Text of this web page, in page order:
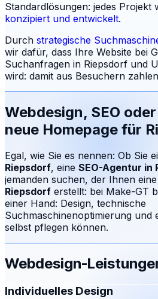
Standardlösungen: jedes Projekt
konzipiert und entwickelt.
Durch strategische
wir dafür, dass Ihre Website bei
Suchanfragen in Riepsdorf und
wird: damit aus Besuchern
Webdesign, SEO
neue Homepage für
Egal, wie Sie es nennen: Ob Sie
Riepsdorf, eine SEO-Agentur in
jemanden suchen, der Ihnen eine
Riepsdorf erstellt: bei Make-GT
einer Hand: Design, technische
Suchmaschinenoptimierung und
selbst pflegen können.
Webdesign-
Individuelles Design